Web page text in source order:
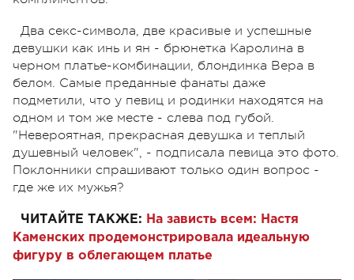
Два секс-символа, две красивые и успешные
девушки как инь и ян - брюнетка Каролина в
черном платье-комбинации, блондинка Вера в
белом. Самые преданные фанаты даже
подметили, что у певиц и родинки находятся на
одном и том же месте - слева под губой.
"Невероятная, прекрасная девушка и теплый
душевный человек", - подписала певица это фото.
Поклонники спрашивают только один вопрос -
где же их мужья?
ЧИТАЙТЕ ТАКЖЕ: На зависть всем: Настя
Каменских продемонстрировала идеальную
фигуру в облегающем платье